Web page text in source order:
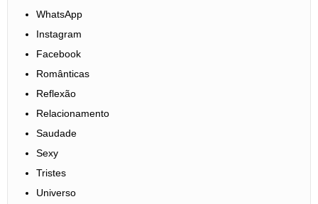
WhatsApp
Instagram
Facebook
Românticas
Reflexão
Relacionamento
Saudade
Sexy
Tristes
Universo